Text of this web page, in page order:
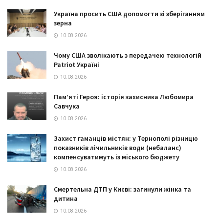
Україна просить США допомогти зі зберіганням
зерна
10.08.2026
Чому США зволікають з передачею технологій
Patriot Україні
10.08.2026
Пам’яті Героя: історія захисника Любомира
Савчука
10.08.2026
Захист гаманців містян: у Тернополі різницю
показників лічильників води (небаланс)
компенсуватимуть із міського бюджету
10.08.2026
Смертельна ДТП у Києві: загинули жінка та
дитина
10.08.2026